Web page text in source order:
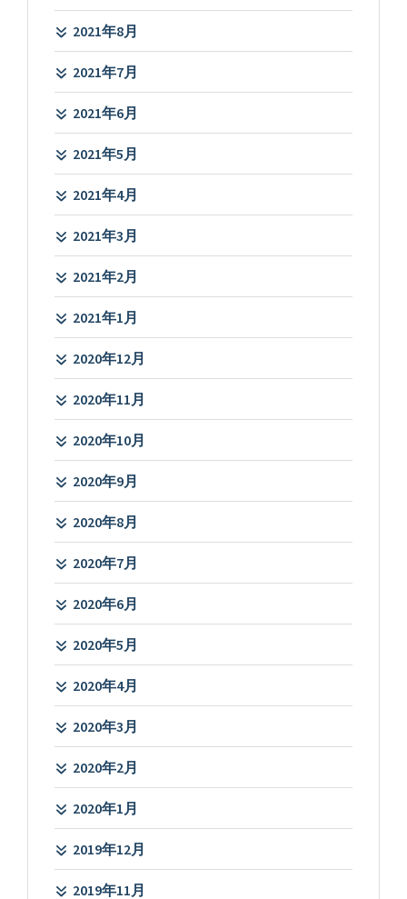
2021年8月
2021年7月
2021年6月
2021年5月
2021年4月
2021年3月
2021年2月
2021年1月
2020年12月
2020年11月
2020年10月
2020年9月
2020年8月
2020年7月
2020年6月
2020年5月
2020年4月
2020年3月
2020年2月
2020年1月
2019年12月
2019年11月